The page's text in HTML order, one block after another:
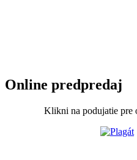
Online predpredaj
Klikni na podujatie pre